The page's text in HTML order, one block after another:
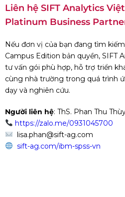
Liên hệ SIFT Analytics
Platinum Business
Nếu đơn vị của bạn đang tìm
Campus Edition bản quyền, SIFT
tư vấn gói phù hợp, hỗ trợ triển
cùng nhà trường trong quá trình
dạy và nghiên cứu.
Người liên hệ: ThS. Phan Thu
https://zalo.me/0931045700
lisa.phan@sift-ag.com
sift-ag.com/ibm-spss-vn